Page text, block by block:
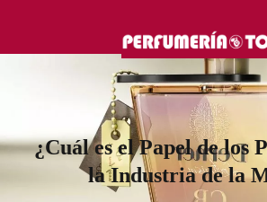
¿Cuál es el Papel de los
la Industria de la